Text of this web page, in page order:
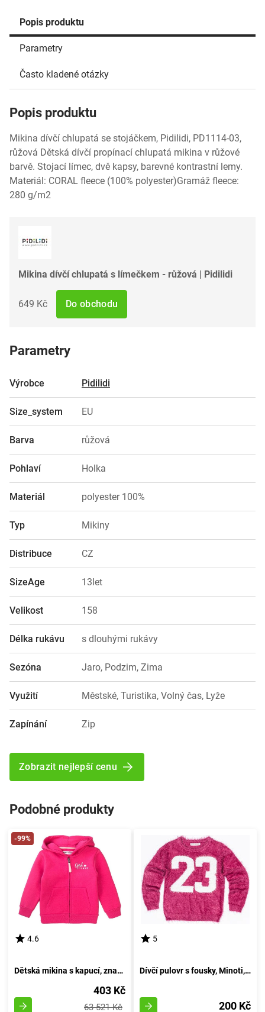
Popis produktu
Parametry
Často kladené otázky
Popis produktu
Mikina dívčí chlupatá se stojáčkem, Pidilidi, PD1114-03,
růžová Dětská dívčí propínací chlupatá mikina v růžové
barvě. Stojací límec, dvě kapsy, barevné kontrastní lemy.
Materiál: CORAL fleece (100% polyester)Gramáž fleece:
280 g/m2
Mikina dívčí chlupatá s límečkem - růžová | Pidilidi
649 Kč Do obchodu
Parametry
Výrobce Pidilidi
Size_system EU
Barva růžová
Pohlaví Holka
Materiál polyester 100%
Typ Mikiny
Distribuce CZ
SizeAge 13let
Velikost 158
Délka rukávu s dlouhými rukávy
Sezóna Jaro, Podzim, Zima
Využití Městské, Turistika, Volný čas, Lyže
Zapínání Zip
Zobrazit nejlepší cenu
Podobné produkty
-99%
4.6
Dětská mikina s kapucí, značky Minoti, 8GZTHRU 4, růžová - velikost 80/86 | pro věk 12-18 měsíců
403 Kč
63 521 Kč
5
Dívčí pulovr s fousky, Minoti, GRUNGE 4, růžový - velikost 152/158 | pro věk 12/13 let
200 Kč